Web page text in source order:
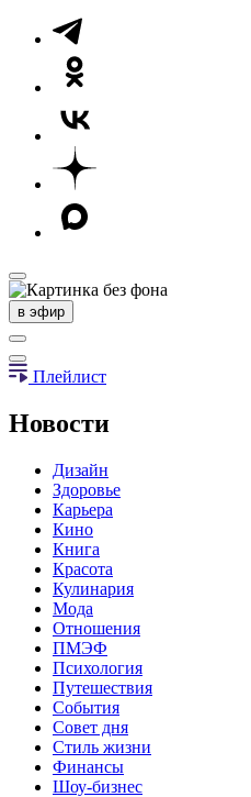
в эфир
Плейлист
Новости
Дизайн
Здоровье
Карьера
Кино
Книга
Красота
Кулинария
Мода
Отношения
ПМЭФ
Психология
Путешествия
События
Совет дня
Стиль жизни
Финансы
Шоу-бизнес